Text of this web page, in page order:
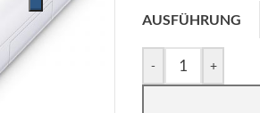
AUSFÜHRUNG
- +